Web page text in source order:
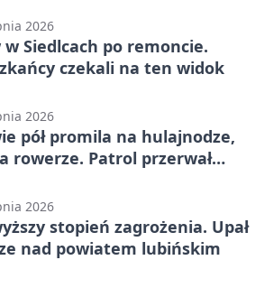
2026
w Siedlcach po remoncie.
czekali na ten widok
2026
pół promila na hulajnodze,
rowerze. Patrol przerwał
2026
stopień zagrożenia. Upał
nad powiatem lubińskim